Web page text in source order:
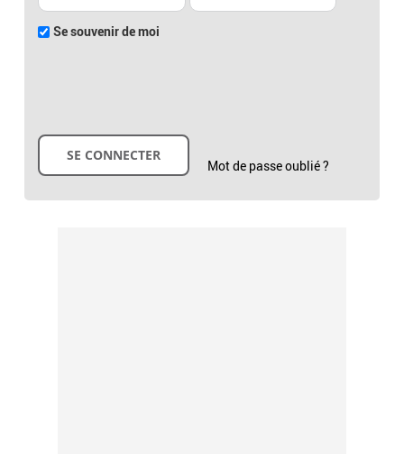
Se souvenir de moi
Mot de passe oublié ?